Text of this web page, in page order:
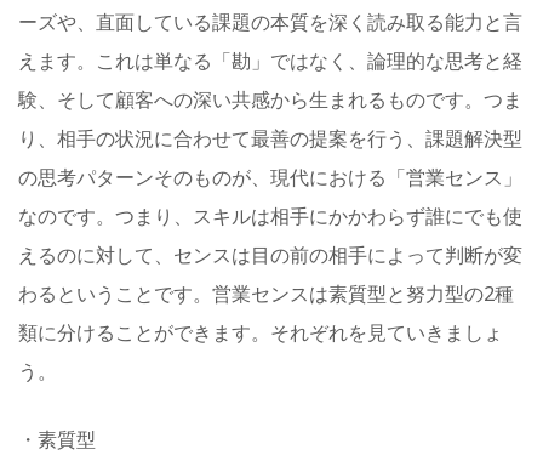
ーズや、直面している課題の本質を深く読み取る能力と言
えます。これは単なる「勘」ではなく、論理的な思考と経
験、そして顧客への深い共感から生まれるものです。つま
り、相手の状況に合わせて最善の提案を行う、課題解決型
の思考パターンそのものが、現代における「営業センス」
なのです。つまり、スキルは相手にかかわらず誰にでも使
えるのに対して、センスは目の前の相手によって判断が変
わるということです。営業センスは素質型と努力型の2種
類に分けることができます。それぞれを見ていきましょ
う。
・素質型